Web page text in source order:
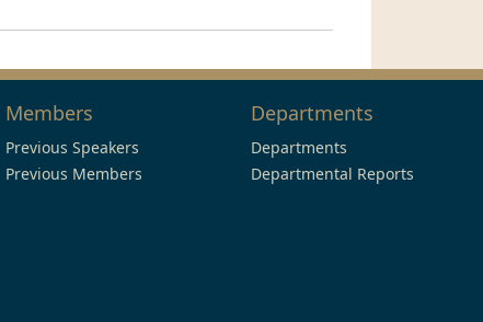
Members
Previous Speakers
Previous Members
Departments
Departments
Departmental Reports